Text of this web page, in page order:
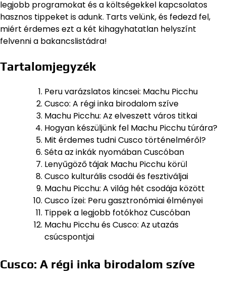
legjobb programokat és a költségekkel kapcsolatos
hasznos tippeket is adunk. Tarts velünk, és fedezd fel,
miért érdemes ezt a két kihagyhatatlan helyszínt
felvenni a bakancslistádra!
Tartalomjegyzék
Peru varázslatos kincsei: Machu Picchu
Cusco: A régi inka birodalom szíve
Machu Picchu: Az elveszett város titkai
Hogyan készüljünk fel Machu Picchu túrára?
Mit érdemes tudni Cusco történelméről?
Séta az inkák nyomában Cuscóban
Lenyűgöző tájak Machu Picchu körül
Cusco kulturális csodái és fesztiváljai
Machu Picchu: A világ hét csodája között
Cusco ízei: Peru gasztronómiai élményei
Tippek a legjobb fotókhoz Cuscóban
Machu Picchu és Cusco: Az utazás
csúcspontjai
Cusco: A régi inka birodalom szíve